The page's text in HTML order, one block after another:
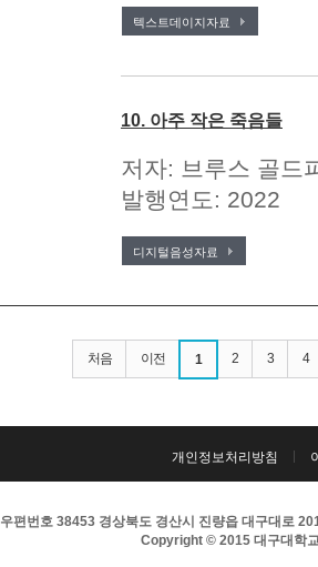
텍스트데이지자료
10. 아주 작은 죽음들
저자: 브루스 골드
발행연도: 2022
디지털음성자료
처음 이전 1 2 3 4
개인정보처리방침
우편번호 38453 경상북도 경산시 진량읍 대구대로
Copyright © 2015 대구대학